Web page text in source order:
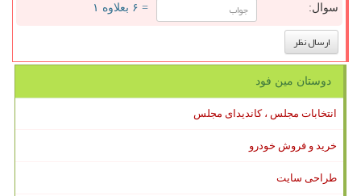
سوال: = ۶ بعلاوه ۱
دوستان مین فود
انتخابات مجلس ، کاندیدای مجلس
خرید و فروش خودرو
طراحی سایت